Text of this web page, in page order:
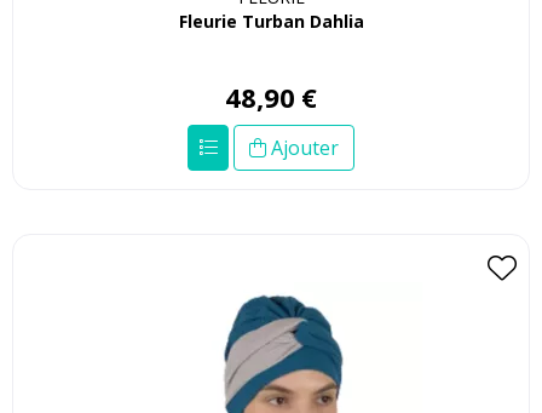
Fleurie Turban Dahlia
48,90 €
Ajouter